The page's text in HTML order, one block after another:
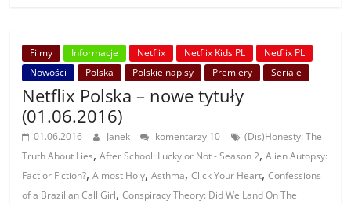
Filmy Informacje Netflix Netflix Kids PL
Netflix PL
Nowości
Polska Polskie napisy Premiery Seriale
Netflix Polska – nowe tytuły
(01.06.2016)
01.06.2016 Janek komentarzy 10
(Dis)Honesty: The
Truth About Lies,After School: Lucky or Not - Season 2,Alien Autopsy:
Fact or Fiction?,Almost Holy,Asthma,Click Your Heart,Confessions
of a Brazilian Call Girl,Conspiracy Theory: Did We Land On The